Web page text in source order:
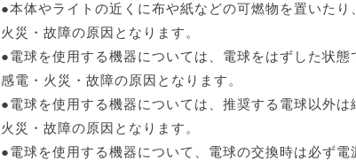
●本体やライトの近くに布や紙などの可燃物を置いたり
火災・故障の原因となります。
●電球を使用する機器については、電球をはずした状態
感電・火災・故障の原因となります。
●電球を使用する機器については、推奨する電球以外は
火災・故障の原因となります。
●電球を使用する機器について、電球の交換時は必ず